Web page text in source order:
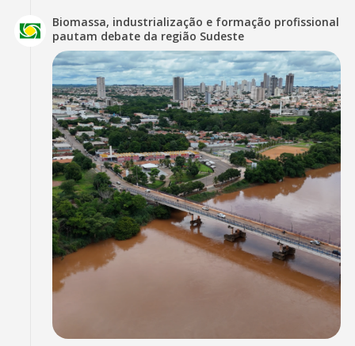
Biomassa, industrialização e formação profissional
pautam debate da região Sudeste